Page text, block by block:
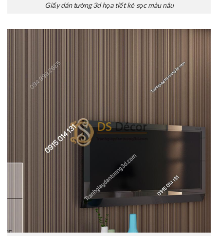
Giấy dán tường 3d họa tiết kẻ sọc màu nâu